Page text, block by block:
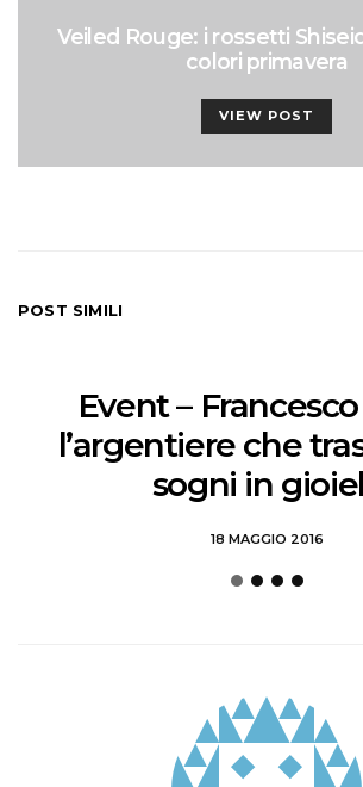
Veiled Rouge: i rossetti
colori primavera
VIEW POST
POST SIMILI
Event –
l’argentiere che
sogni in
18 MAGGIO 2016